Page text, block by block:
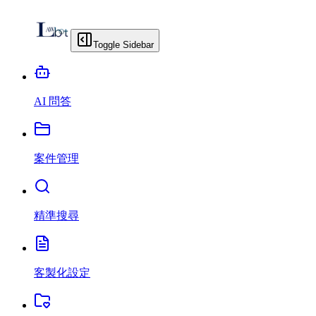
Toggle Sidebar
AI 問答
案件管理
精準搜尋
客製化設定